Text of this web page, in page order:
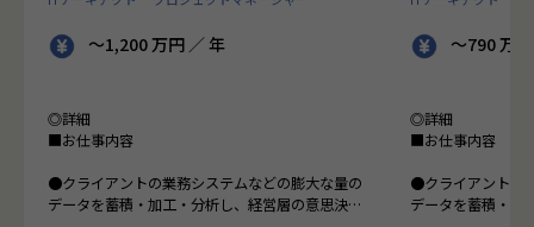
～1,200 万円 ／ 年
◎詳細
■お仕事内容
●クライアントの業務システムなどの膨大な量の
データを蓄積・加工・分析し、経営層の意思決定
～790 万
◎詳細
■お仕事内容
●クライアントの
データを蓄積・加